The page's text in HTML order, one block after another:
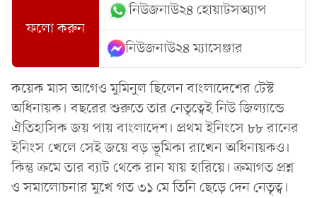
ফলো করুন
নিউজনাউ২৪ হোয়াটসঅ্যাপ
নিউজনাউ২৪ ম্যাসেঞ্জার
কয়েক মাস আগেও মুমিনুল ছিলেন বাংলাদেশের টেস্ট
অধিনায়ক। বছরের শুরুতে তার নেতৃত্বেই নিউ জিল্যান্ডে
ঐতিহাসিক জয় পায় বাংলাদেশ। প্রথম ইনিংসে ৮৮ রানের
ইনিংস খেলে সেই জয়ে বড় ভূমিকা রাখেন অধিনায়কও।
কিন্তু ক্রমে তার ব্যাট থেকে রান যায় হারিয়ে। ক্রমাগত প্রশ্ন
ও সমালোচনার মুখে গত ৩১ মে তিনি ছেড়ে দেন নেতৃত্ব।